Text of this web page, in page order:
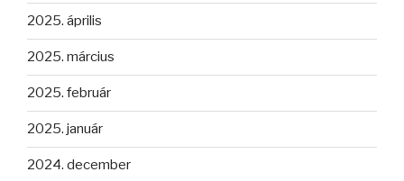
2025. április
2025. március
2025. február
2025. január
2024. december